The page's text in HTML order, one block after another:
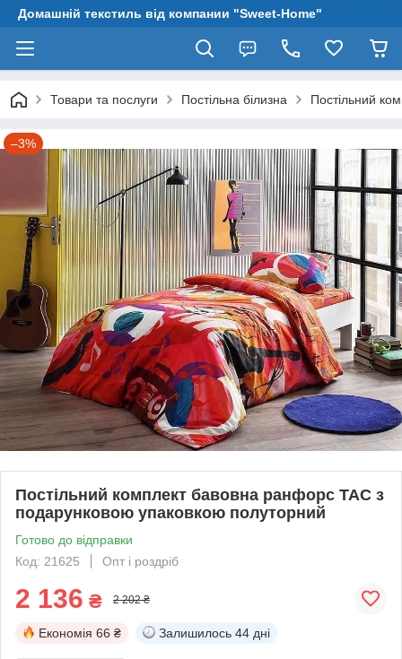
Домашній текстиль від компании "Sweet-Home"
Товари та послуги Постільна білизна Постільний
–3%
Постільний комплект бавовна ранфорс TAC з
подарунковою упаковкою полуторний
Готово до відправки
Код: 21625
Опт і роздріб
2 136 ₴ 2 202 ₴
Економія 66 ₴ Залишилось 44 дні